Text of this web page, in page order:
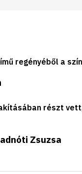
regényéből a
részt
Zsuzsa